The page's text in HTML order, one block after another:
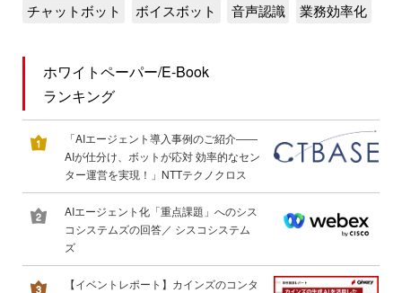
チャットボット
ボイスボット 音声認識 業務効率化
ホワイトペーパー/E-Book
ランキング
「AIエージェント導入事例のご紹介――
AIが仕分け、ボットが応対 効率的なセン
ター運営を実現！」NTTテクノクロス
AIエージェント化「重点課題」へのシス
コシステムズの回答／ シスコシステム
ズ
【イベントレポート】カインズのコンタ